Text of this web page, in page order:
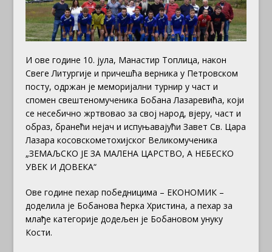
И ове године 10. јула, Манастир Топлица, након
Свеге Литургије и причешћа верника у Петровском
посту, одржан је меморијални турнир у част и
спомен свештеномученика Бобана Лазаревића, који
се несебично жртвовао за свој народ, вјеру, част и
образ, бранећи нејач и испуњавајући Завет Св. Цара
Лазара косовскометохијског Великомученика
„ЗЕМАЉСКО ЈЕ ЗА МАЛЕНА ЦАРСТВО, А НЕБЕСКО
УВЕК И ДОВЕКА“
Ове године пехар победницима – ЕКОНОМИК –
доделила је Бобанова ћерка Христина, а пехар за
млађе категорије додељен је Бобановом унуку
Кости.